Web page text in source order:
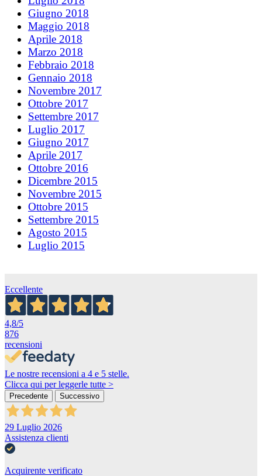
Giugno 2018
Maggio 2018
Aprile 2018
Marzo 2018
Febbraio 2018
Gennaio 2018
Novembre 2017
Ottobre 2017
Settembre 2017
Luglio 2017
Giugno 2017
Aprile 2017
Ottobre 2016
Dicembre 2015
Novembre 2015
Ottobre 2015
Settembre 2015
Agosto 2015
Luglio 2015
Eccellente
4,8/5
876
recensioni
Le nostre recensioni a 4 e 5 stelle.
Clicca qui per leggerle tutte >
Precedente Successivo
29 Luglio 2026
Assistenza clienti
Acquirente verificato